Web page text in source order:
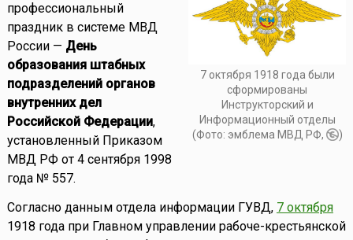
7 октября 1918 года были
сформированы
Инструкторский и
Информационный отделы
(Фото: эмблема МВД РФ,
)
профессиональный
праздник в системе МВД
России — День
образования штабных
подразделений органов
внутренних дел
Российской Федерации,
установленный Приказом
МВД РФ от 4 сентября 1998
года № 557.
Согласно данным отдела информации ГУВД, 7 октября
1918 года при Главном управлении рабоче-крестьянской